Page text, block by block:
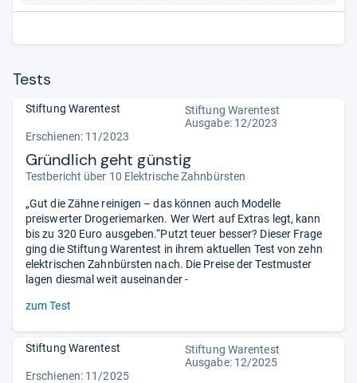
Tests
Stiftung Warentest
Stiftung Warentest
Ausgabe: 12/2023
Erschienen: 11/2023
Gründlich geht günstig
Testbericht über 10 Elektrische Zahnbürsten
„Gut die Zähne reinigen – das können auch Modelle
preiswerter Drogeriemarken. Wer Wert auf Extras legt, kann
bis zu 320 Euro ausgeben.“Putzt teuer besser? Dieser Frage
ging die Stiftung Warentest in ihrem aktuellen Test von zehn
elektrischen Zahnbürsten nach. Die Preise der Testmuster
lagen diesmal weit auseinander -
zum Test
Stiftung Warentest
Stiftung Warentest
Ausgabe: 12/2025
Erschienen: 11/2025